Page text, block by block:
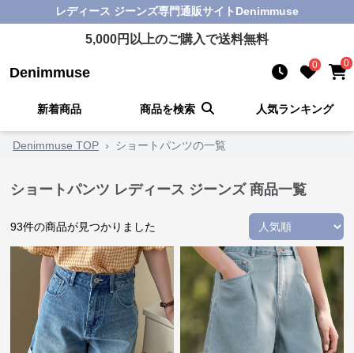
レディース ジーンズ専門通販サイト Denimmuse
5,000円以上のご購入で送料無料
Denimmuse 0 0
新着商品 商品を検索 人気ランキング
Denimmuse TOP › ショートパンツの一覧
ショートパンツ レディース ジーンズ 商品一覧
93件の商品が見つかりました